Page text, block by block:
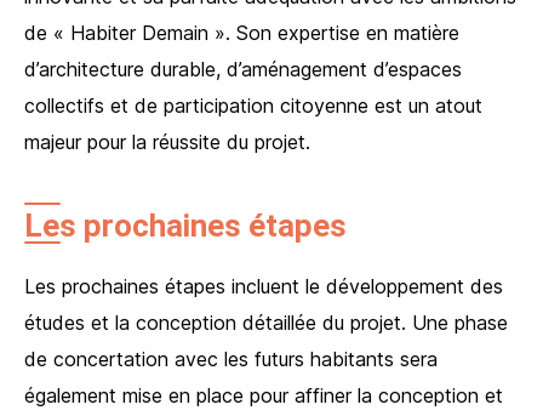
de « Habiter Demain ». Son expertise en matière
d’architecture durable, d’aménagement d’espaces
collectifs et de participation citoyenne est un atout
majeur pour la réussite du projet.
Les prochaines étapes
Les prochaines étapes incluent le développement des
études et la conception détaillée du projet. Une phase
de concertation avec les futurs habitants sera
également mise en place pour affiner la conception et